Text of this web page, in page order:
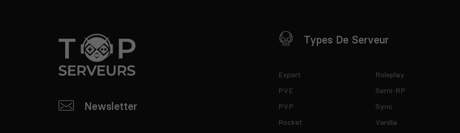
Newsletter
Types De Serveur
Expert
PVE
PVP
Rocket
Roleplay
Semi-RP
Sync
Vanilla